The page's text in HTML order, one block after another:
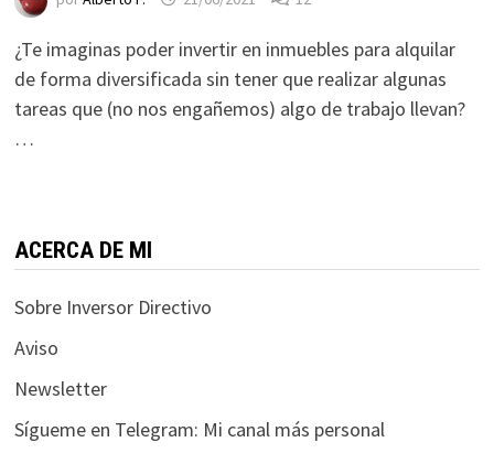
¿Te imaginas poder invertir en inmuebles para alquilar
de forma diversificada sin tener que realizar algunas
tareas que (no nos engañemos) algo de trabajo llevan?
…
ACERCA DE MI
Sobre Inversor Directivo
Aviso
Newsletter
Sígueme en Telegram: Mi canal más personal
cookies no
opcionales.
Son
necesarias
Estadísticas
podamos
mejorar la
y estructura
base a cómo